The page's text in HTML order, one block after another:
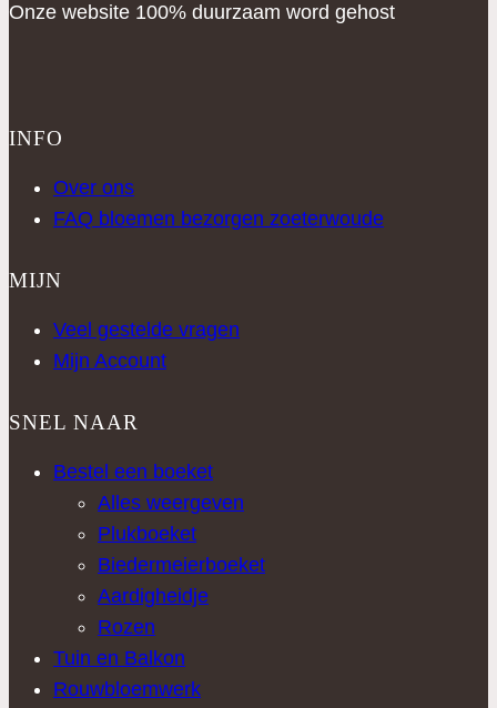
Onze website 100% duurzaam word gehost
INFO
Over ons
FAQ bloemen bezorgen zoeterwoude
MIJN
Veel gestelde vragen
Mijn Account
SNEL NAAR
Bestel een boeket
Alles weergeven
Plukboeket
Biedermeierboeket
Aardigheidje
Rozen
Tuin en Balkon
Rouwbloemwerk